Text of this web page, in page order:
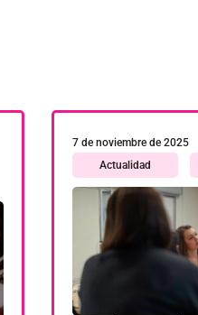
7 de noviembre de 2025
Actualidad